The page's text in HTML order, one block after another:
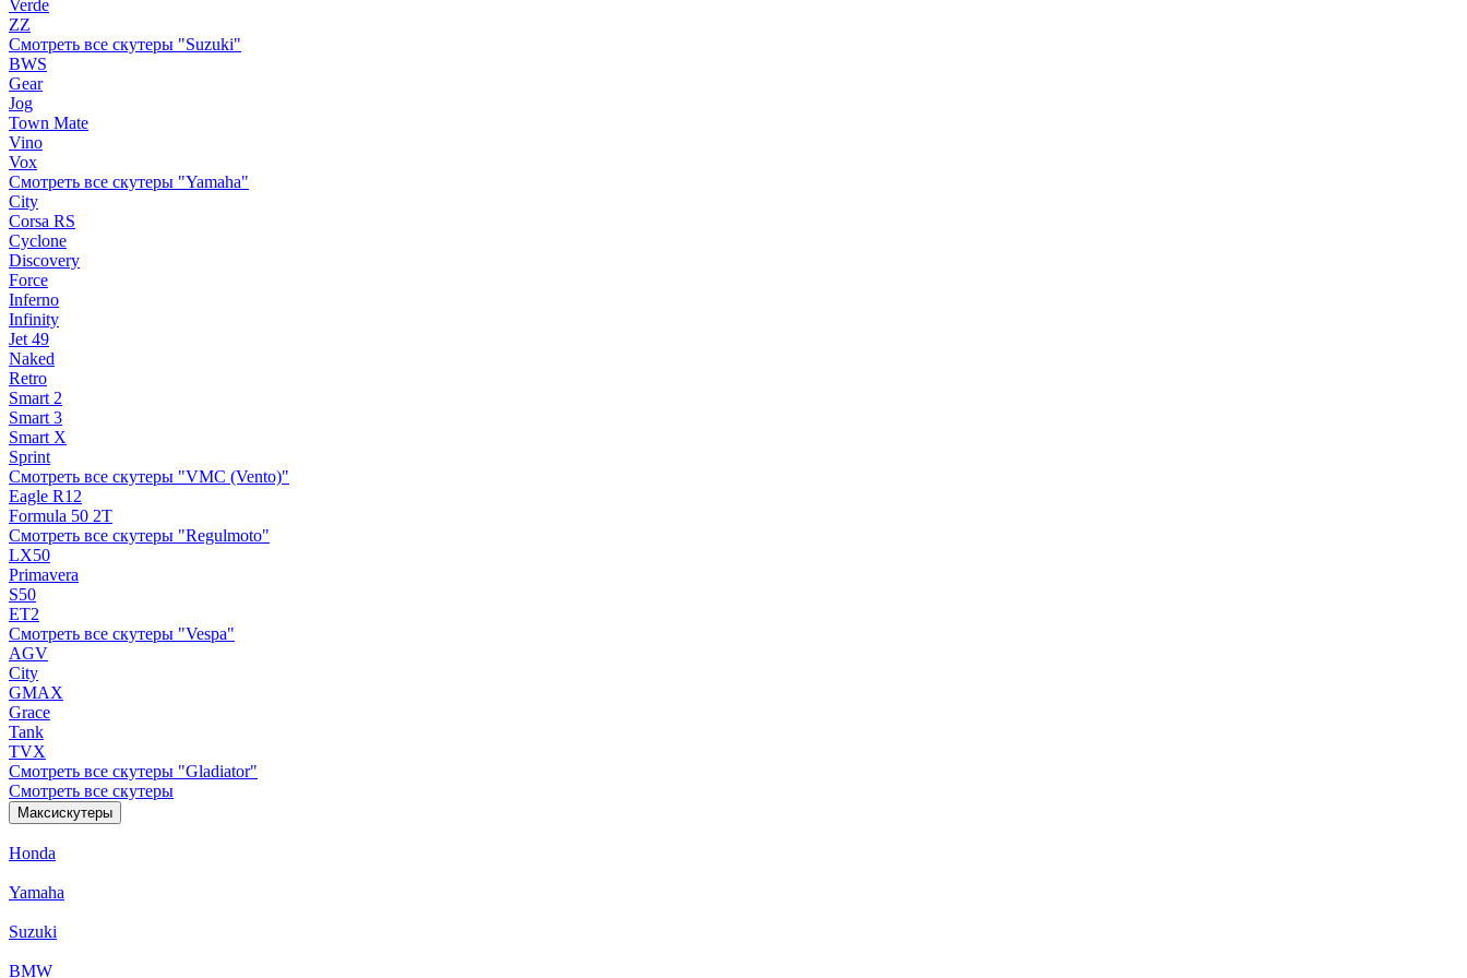
Verde
ZZ
Смотреть все скутеры "Suzuki"
BWS
Gear
Jog
Town Mate
Vino
Vox
Смотреть все скутеры "Yamaha"
City
Corsa RS
Cyclone
Discovery
Force
Inferno
Infinity
Jet 49
Naked
Retro
Smart 2
Smart 3
Smart X
Sprint
Смотреть все скутеры "VMC (Vento)"
Eagle R12
Formula 50 2Т
Смотреть все скутеры "Regulmoto"
LX50
Primavera
S50
ET2
Смотреть все скутеры "Vespa"
AGV
City
GMAX
Grace
Tank
TVX
Смотреть все скутеры "Gladiator"
Смотреть все скутеры
Максискутеры
Honda
Yamaha
Suzuki
BMW